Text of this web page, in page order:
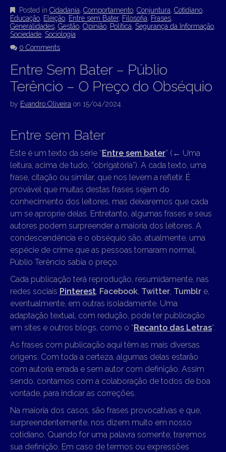
Posted in Cidadania Comportamento Conjuntura Cotidiano
Educação Eleição Entre sem Bater, Filosofia Frases
Generalidades Gestão Opinião Política Segurança da Informação
Sociedade Sociologia
0 Comments
Entre Sem Bater – Públio
Terêncio – O Preço do Obséquio
by Evandro Oliveira on 15/04/2024
Entre sem Bater
Este é um texto da série “Entre sem bater” ( ← Uma
leitura, acima de tudo, “obrigatória”). A cada texto, uma
frase, citação ou similar, que nos levem a refletir. É
provável que muitas destas frases sejam do
conhecimento dos leitores, mas deixaremos que cada
um se aproprie delas. Entretanto, algumas frases e seus
autores podem surpreender a maioria dos leitores. A
condescendência e o obséquio são, atualmente, uma
espécie de crime que as pessoas tornaram normal,
Públio Terêncio sabia o preço.
Cada publicação terá reprodução, resumidamente, nas
redes sociais Pinterest, Facebook, Twitter, Tumblr e,
eventualmente, em outras isoladamente. Uma
adaptação textual, com redução, pode ter publicação
em sites e outros blogs, como o “Recanto das Letras“.
As frases com publicação aqui têm as mais diversas
origens. Com toda a certeza, algumas delas estarão
com autoria errada e sem autor com definição. Assim
sendo, contamos com a colaboração de todos de boa
vontade, para indicar as correções.
Na maioria dos casos, são frases provocativas e que,
surpreendentemente, nos dizem muito em nosso
cotidiano. Quando for uma palavra somente, traremos
sua definição. Em caso de termos ou expressões